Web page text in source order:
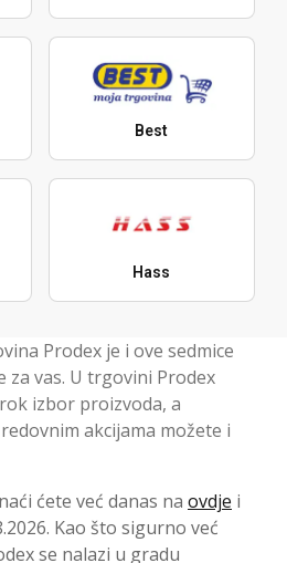
Best
Hass
Prodex je i ove sedmice
za vas. U trgovini Prodex
izbor proizvoda, a
akcijama možete i
ćete već danas na ovdje i
Kao što sigurno već
se nalazi u gradu